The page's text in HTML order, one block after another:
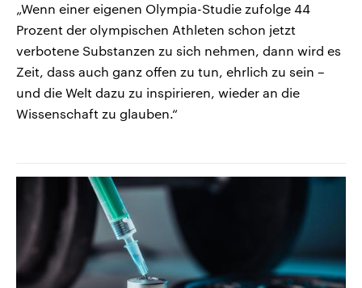
„Wenn einer eigenen Olympia-Studie zufolge 44
Prozent der olympischen Athleten schon jetzt
verbotene Substanzen zu sich nehmen, dann wird es
Zeit, dass auch ganz offen zu tun, ehrlich zu sein –
und die Welt dazu zu inspirieren, wieder an die
Wissenschaft zu glauben.“